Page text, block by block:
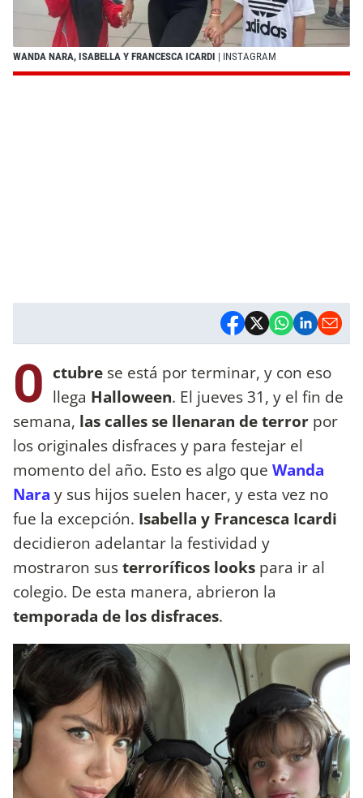
WANDA NARA, ISABELLA Y FRANCESCA ICARDI | INSTAGRAM
O ctubre se está por terminar, y con eso
llega Halloween. El jueves 31, y el fin de
semana, las calles se llenaran de terror por
los originales disfraces y para festejar el
momento del año. Esto es algo que Wanda
Nara y sus hijos suelen hacer, y esta vez no
fue la excepción. Isabella y Francesca Icardi
decidieron adelantar la festividad y
mostraron susterroríficos looks para ir al
colegio. De esta manera, abrieron la
temporada de los disfraces.